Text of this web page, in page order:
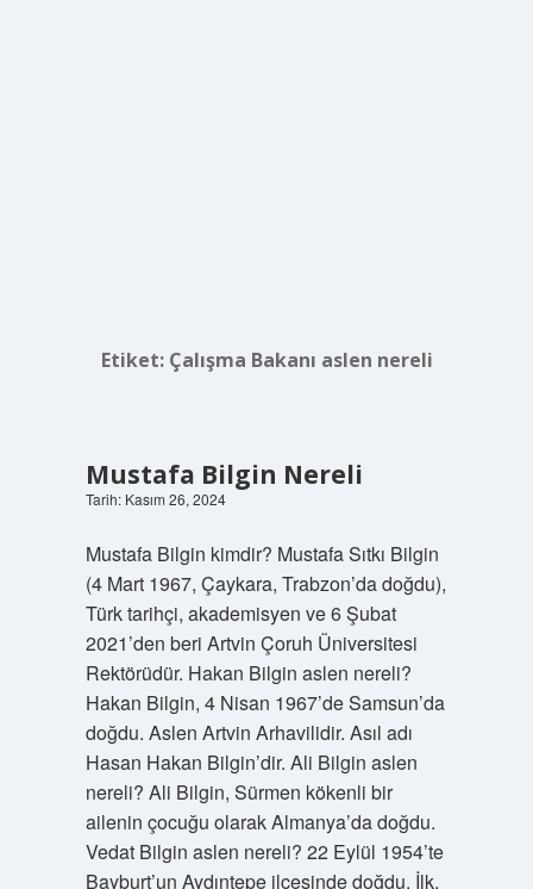
Etiket: Çalışma Bakanı aslen nereli
Mustafa Bilgin Nereli
Tarih: Kasım 26, 2024
Mustafa Bilgin kimdir? Mustafa Sıtkı Bilgin
(4 Mart 1967, Çaykara, Trabzon’da doğdu),
Türk tarihçi, akademisyen ve 6 Şubat
2021’den beri Artvin Çoruh Üniversitesi
Rektörüdür. Hakan Bilgin aslen nereli?
Hakan Bilgin, 4 Nisan 1967’de Samsun’da
doğdu. Aslen Artvin Arhavilidir. Asıl adı
Hasan Hakan Bilgin’dir. Ali Bilgin aslen
nereli? Ali Bilgin, Sürmen kökenli bir
ailenin çocuğu olarak Almanya’da doğdu.
Vedat Bilgin aslen nereli? 22 Eylül 1954’te
Bayburt’un Aydıntepe ilçesinde doğdu. İlk,